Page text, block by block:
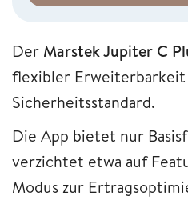
Der Marstek Jupiter C
flexibler Erweiterbarkeit
Sicherheitsstandard.
Die App bietet nur
verzichtet etwa auf
Modus zur